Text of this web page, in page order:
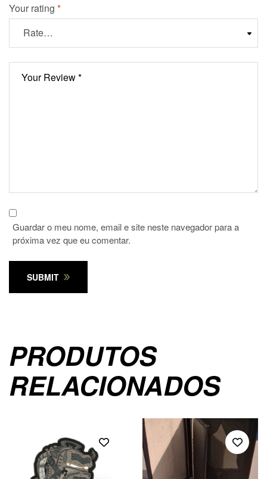
Your rating *
Guardar o meu nome, email e site neste navegador para a
próxima vez que eu comentar.
SUBMIT
PRODUTOS
RELACIONADOS